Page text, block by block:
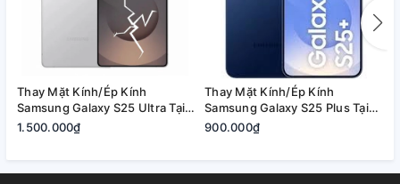
Vì sao chọn A1368?
Ép kính nhanh chóng
, lấy liền 1–2 tiếng
Kỹ thuật viêngiàu kinh nghiệm, lành nghề
Theo dõi trực tiếp
quá trình ép kính
Hoàn tiền 100%nếu không hài lòng
Thay Mặt Kính/Ép Kính
Samsung Galaxy S25 Ultra Tại
Quận 2, Tp. Thủ Đức | Bảo
1.500.000₫
Thay Mặt Kính/Ép Kính
Samsung Galaxy S25 Plus Tại
Quận 2, Tp. Thủ Đức | Bảo
900.000₫